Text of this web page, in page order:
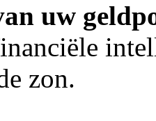
uw
de zon.